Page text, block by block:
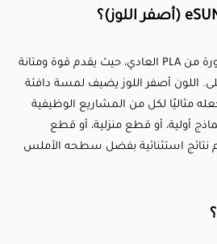
عالية الجودة بمظهر احترافي
بها:
المروحة: 100% (تبريد محسن لتحقيق رابط أفضل بين
(أصفر اللوز)؟
eSUN PLA+ هو نسخة مطورة من PLA العادي، حيث يقدم قوة ومتانة
اللون أصفر اللوز يضيف لمسة دافئة
مثاليًا لكل من المشاريع الوظيفية
أولية، أو قطع منزلية، أو قطع
نتائج استثنائية بفضل سطحه الأملس